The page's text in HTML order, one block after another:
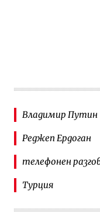
Владимир Путин
Реджеп Ердоган
телефонен
Турция